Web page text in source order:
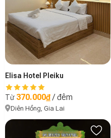
Elisa Hotel Pleiku
Từ 370.000₫/ đêm
Diên Hồng, Gia Lai